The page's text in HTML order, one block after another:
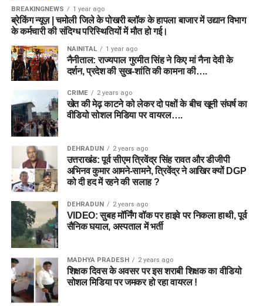
BREAKINGNEWS 1 year ago
ब्रेकिंग न्यूज़ | चमोली जिले के पोखरी ब्लॉक के हापला बाजार में उद्यान विभाग
के कर्मचारी की संदिग्ध परिस्थितियों में मौत हो गई।
NAINITAL 1 year ago
नैनीताल: राज्यपाल गुरमीत सिंह ने किए मां नैना देवी के
दर्शन, प्रदेश की सुख-शांति की कामना की….
CRIME 2 years ago
खेत की मेढ़ काटने को लेकर दो पक्षों के बीच खूनी संघर्ष का
वीडियो सोशल मिडिया पर वायरल….
DEHRADUN 2 years ago
उत्तराखंड: पूर्व सीएम त्रिवेंद्र सिंह रावत और डीजीपी
अभिनव कुमार आमने-सामने, त्रिवेंद्र ने आखिर क्यों DGP
को दी हद में रहने की सलाह ?
DEHRADUN 2 years ago
VIDEO: सुबह मॉर्निंग वॉक पर हाइवे पर निकला हाथी, पूर्व
सैनिक घयाल, अस्पताल में भर्ती
MADHYA PRADESH 2 years ago
शिक्षक दिवस के अवसर पर इस शराबी शिक्षक का वीडियो
सोशल मिडिया पर जमकर हो रहा वायरल !